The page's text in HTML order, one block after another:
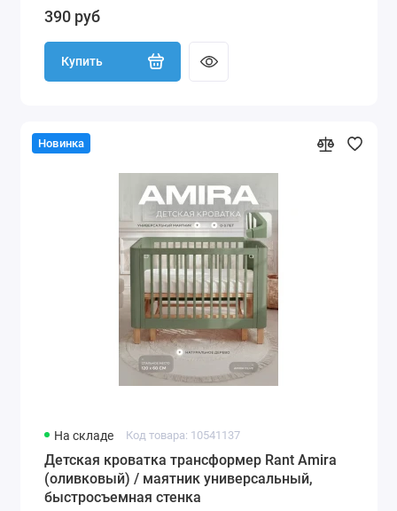
390 руб
Купить
Новинка
На складе Код товара: 10541137
Детская кроватка трансформер Rant Amira
(оливковый) / маятник универсальный,
быстросъемная стенка